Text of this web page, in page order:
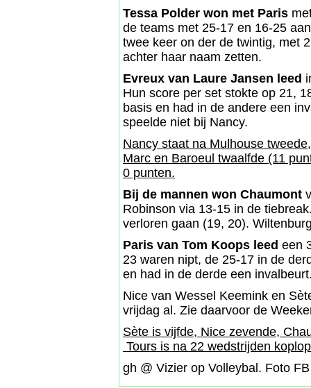
Tessa Polder won met Paris
de teams met 25-17 en 16-25
twee keer on der de twintig, met
achter haar naam zetten.
Evreux van Laure Jansen leed
Hun score per set stokte op 21,
basis en had in de andere een
speelde niet bij Nancy.
Nancy staat na Mulhouse
Marc en Baroeul twaalfde (11
0 punten.
Bij de mannen won Chaumont
Robinson via 13-15 in de
verloren gaan (19, 20).
Paris van Tom Koops leed een
23 waren nipt, de 25-17 in de
en had in de derde een
Nice van Wessel Keemink en
vrijdag al. Zie daarvoor de
Sète is vijfde, Nice zevende,
Tours is na 22 wedstrijden
gh @ Vizier op Volleybal. Foto